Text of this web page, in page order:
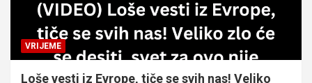
VRIJEME
Loše vesti iz Evrope, tiče se svih nas! Veliko